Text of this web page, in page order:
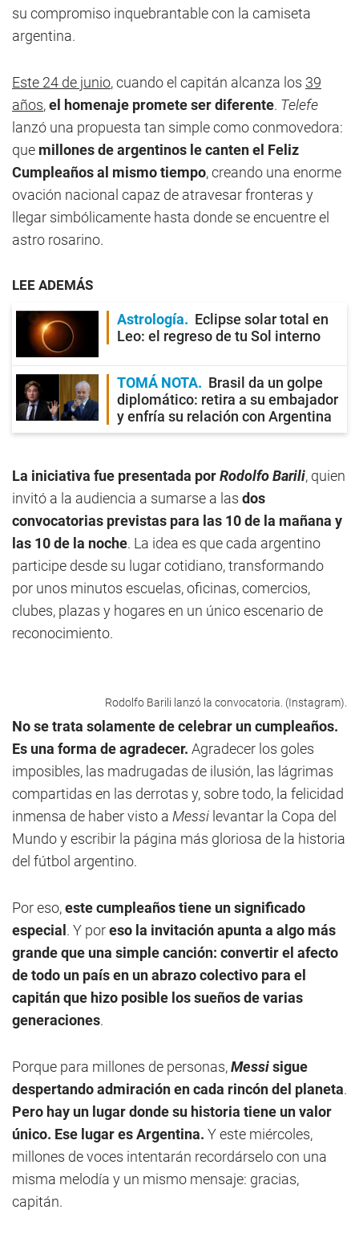
su compromiso inquebrantable con la camiseta
argentina.
Este 24 de junio, cuando el capitán alcanza los 39
años,el homenaje promete ser diferente. Telefe
lanzó una propuesta tan simple como conmovedora:
que millones de argentinos le canten el Feliz
Cumpleaños al mismo tiempo, creando una enorme
ovación nacional capaz de atravesar fronteras y
llegar simbólicamente hasta donde se encuentre el
astro rosarino.
LEE ADEMÁS
Astrología
Eclipse solar total en
Leo: el regreso de tu Sol interno
TOMÁ NOTA
Brasil da un golpe
diplomático: retira a su embajador
y enfría su relación con Argentina
La iniciativa fue presentada porRodolfo Barili, quien
invitó a la audiencia a sumarse a las dos
convocatorias previstas para las 10 de la mañana y
las 10 de la noche. La idea es que cada argentino
participe desde su lugar cotidiano, transformando
por unos minutos escuelas, oficinas, comercios,
clubes, plazas y hogares en un único escenario de
reconocimiento.
Rodolfo Barili lanzó la convocatoria. (Instagram).
No se trata solamente de celebrar un cumpleaños.
Es una forma de agradecer. Agradecer los goles
imposibles, las madrugadas de ilusión, las lágrimas
compartidas en las derrotas y, sobre todo, la felicidad
inmensa de haber visto a Messi levantar la Copa del
Mundo y escribir la página más gloriosa de la historia
del fútbol argentino.
Por eso,este cumpleaños tiene un significado
especial . Y poreso la invitación apunta a algo más
grande que una simple canción: convertir el afecto
de todo un país en un abrazo colectivo para el
capitán que hizo posible los sueños de varias
generaciones.
Porque para millones de personas,Messisigue
despertando admiración en cada rincón del planeta.
Pero hay un lugar donde su historia tiene un valor
único. Ese lugar es Argentina. Y este miércoles,
millones de voces intentarán recordárselo con una
misma melodía y un mismo mensaje: gracias,
capitán.